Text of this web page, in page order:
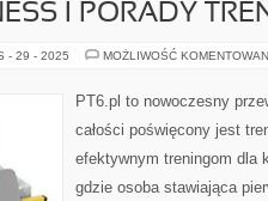
I PORADY
- 29 - 2025 MOŻLIWOŚĆ
PT6.pl to nowoczesny
całości poświęcony jest
efektywnym treningom dla
gdzie osoba stawiająca